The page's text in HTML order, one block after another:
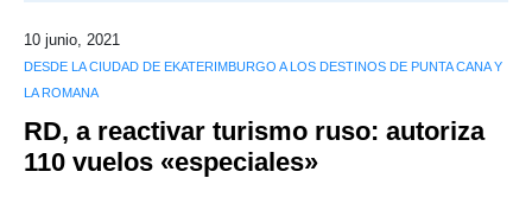
10 junio, 2021
DESDE LA CIUDAD DE EKATERIMBURGO A LOS DESTINOS DE PUNTA CANA Y
LA ROMANA
RD, a reactivar turismo ruso: autoriza
110 vuelos «especiales»